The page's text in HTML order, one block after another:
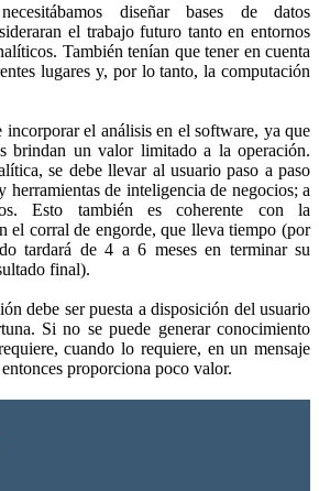
diseñar bases de datos
el trabajo futuro tanto en entornos
También tenían que tener en cuenta
lugares y, por lo tanto, la computación
incorporar el análisis en el software, ya que
brindan un valor limitado a la operación.
se debe llevar al usuario paso a paso
herramientas de inteligencia de negocios; a
Esto también es coherente con la
el corral de engorde, que lleva tiempo (por
tardará de 4 a 6 meses en terminar su
final).
debe ser puesta a disposición del usuario
Si no se puede generar conocimiento
cuando lo requiere, en un mensaje
proporciona poco valor.